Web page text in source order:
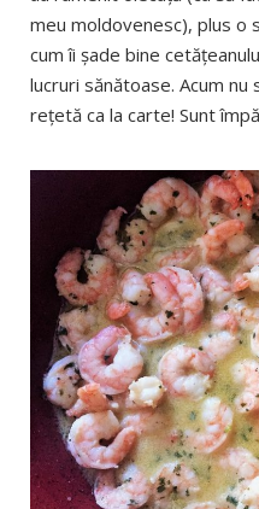
meu moldovenesc), plus o
cum îi șade bine
lucruri sănătoase. Acum
rețetă ca la carte! Sunt